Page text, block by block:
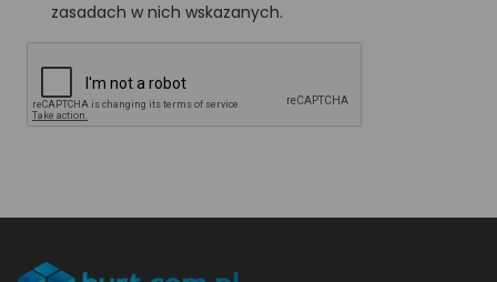
zasadach w nich wskazanych.